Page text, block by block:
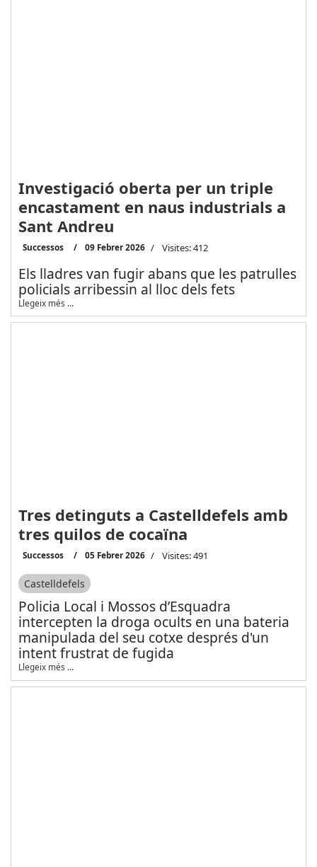
Investigació oberta per un triple
encastament en naus industrials a
Sant Andreu
Successos 09 Febrer 2026 Visites: 412
Els lladres van fugir abans que les patrulles
policials arribessin al lloc dels fets
Llegeix més …
Tres detinguts a Castelldefels amb
tres quilos de cocaïna
Successos 05 Febrer 2026 Visites: 491
Castelldefels
Policia Local i Mossos d’Esquadra
intercepten la droga ocults en una bateria
manipulada del seu cotxe després d'un
intent frustrat de fugida
Llegeix més …